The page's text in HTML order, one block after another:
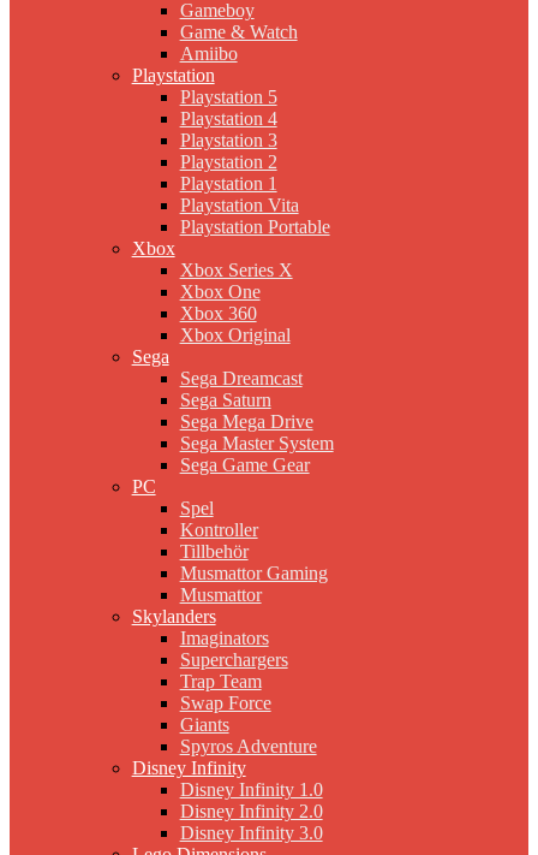
Gameboy
Game & Watch
Amiibo
Playstation
Playstation 5
Playstation 4
Playstation 3
Playstation 2
Playstation 1
Playstation Vita
Playstation Portable
Xbox
Xbox Series X
Xbox One
Xbox 360
Xbox Original
Sega
Sega Dreamcast
Sega Saturn
Sega Mega Drive
Sega Master System
Sega Game Gear
PC
Spel
Kontroller
Tillbehör
Musmattor Gaming
Musmattor
Skylanders
Imaginators
Superchargers
Trap Team
Swap Force
Giants
Spyros Adventure
Disney Infinity
Disney Infinity 1.0
Disney Infinity 2.0
Disney Infinity 3.0